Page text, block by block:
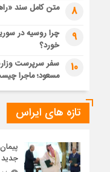
8 متن کامل سند
9
چرا روسیه در
خورد؟
10
سفر سرپرست
مسعود؛ ماجرا
تازه های ایراس